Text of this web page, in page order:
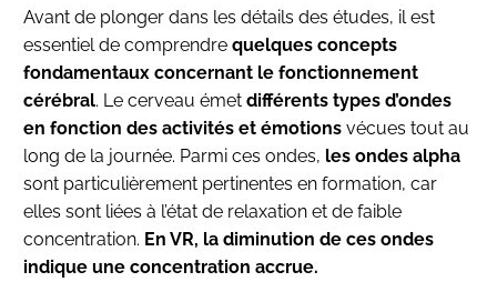
Avant de plonger dans les détails des études, il est
essentiel de comprendre quelques concepts
fondamentaux concernant le fonctionnement
cérébral. Le cerveau émet différents types d’ondes
en fonction des activités et émotions vécues tout au
long de la journée. Parmi ces ondes, les ondes alpha
sont particulièrement pertinentes en formation, car
elles sont liées à l’état de relaxation et de faible
concentration. En VR, la diminution de ces ondes
indique une concentration accrue.